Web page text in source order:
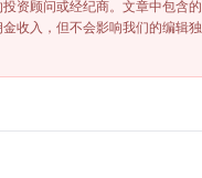
资顾问或经纪商。文章中包含
收入，但不会影响我们的编辑